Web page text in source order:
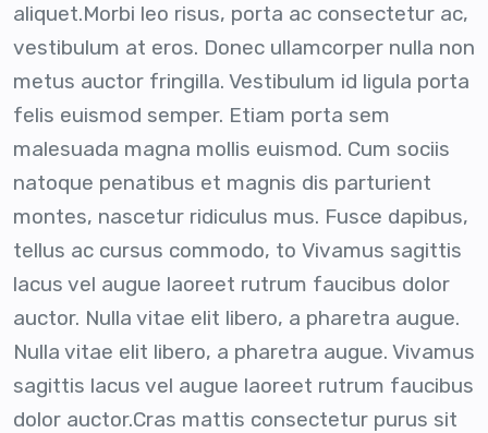
aliquet.Morbi leo risus, porta ac consectetur ac,
vestibulum at eros. Donec ullamcorper nulla non
metus auctor fringilla. Vestibulum id ligula porta
felis euismod semper. Etiam porta sem
malesuada magna mollis euismod. Cum sociis
natoque penatibus et magnis dis parturient
montes, nascetur ridiculus mus. Fusce dapibus,
tellus ac cursus commodo, to Vivamus sagittis
lacus vel augue laoreet rutrum faucibus dolor
auctor. Nulla vitae elit libero, a pharetra augue.
Nulla vitae elit libero, a pharetra augue. Vivamus
sagittis lacus vel augue laoreet rutrum faucibus
dolor auctor.Cras mattis consectetur purus sit